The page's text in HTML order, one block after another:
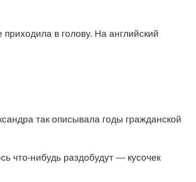
в голову. На английский
так описывала годы гражданской
что-нибудь раздобудут — кусочек